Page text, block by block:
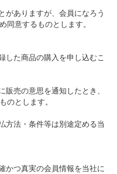
がありますが、会員になろう
同意するものとします。
した商品の購入を申し込むこ
売の意思を通知したとき、
のとします。
方法・条件等は別途定める当
かつ真実の会員情報を当社に